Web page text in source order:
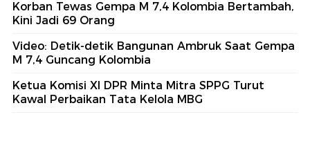
Korban Tewas Gempa M 7,4 Kolombia Bertambah,
Kini Jadi 69 Orang
Video: Detik-detik Bangunan Ambruk Saat Gempa
M 7,4 Guncang Kolombia
Ketua Komisi XI DPR Minta Mitra SPPG Turut
Kawal Perbaikan Tata Kelola MBG